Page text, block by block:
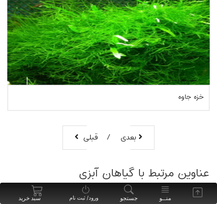
قبلی بعدی
عناوین مرتبط با گیاهان آبزی
منــو جستجو ورود/ ثبت نام سبد خرید